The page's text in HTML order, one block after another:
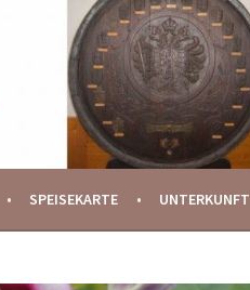
SPEISEKARTE UNTERKUNFT